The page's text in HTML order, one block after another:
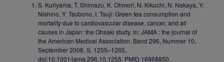
S. Kuriyama, T. Shimazu, K. Ohmori, N. Kikuchi, N. Nakaya, Y.
Nishino, Y. Tsubono, I. Tsuji: Green tea consumption and
mortality due to cardiovascular disease, cancer, and all
causes in Japan: the Ohsaki study. In: JAMA : the journal of
the American Medical Association. Band 296, Nummer 10,
September 2006, S. 1255–1265,
doi:10.1001/jama.296.10.1255. PMID 16968850.